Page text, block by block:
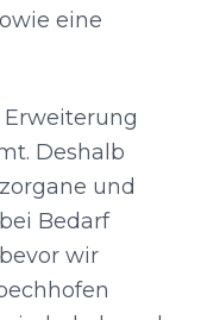
eine
Deshalb
und
Bedarf
wir